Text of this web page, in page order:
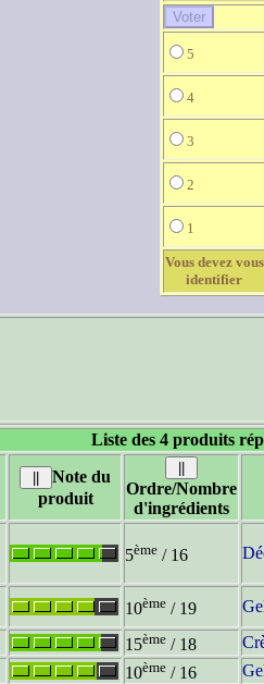
5
4
3
2
1
Vous devez vous
identifier
Liste des 4 produits
Note du
produit
Ordre/Nombre
d'ingrédients
5ème / 16
10ème / 19
15ème / 18
10ème / 16